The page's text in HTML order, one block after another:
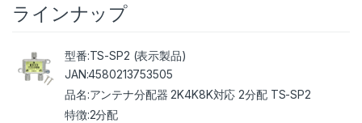
ラインナップ
TS-SP2 (表示製品)
4580213753505
アンテナ分配器 2K4K8K対応 2分配 TS-SP2
2分配